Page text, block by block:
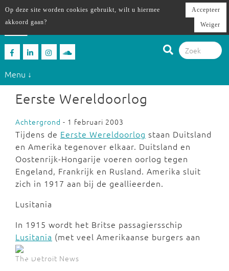
Menu ↓
Eerste Wereldoorlog
Achtergrond - 1 februari 2003
Tijdens de Eerste Wereldoorlog staan Duitsland
en Amerika tegenover elkaar. Duitsland en
Oostenrijk-Hongarije voeren oorlog tegen
Engeland, Frankrijk en Rusland. Amerika sluit
zich in 1917 aan bij de geallieerden.
Lusitania
In 1915 wordt het Britse passagiersschip
Lusitania (met veel Amerikaanse burgers
The Detroit News
aan
Op deze site worden cookies gebruikt, wilt u hiermee
akkoord gaan?
Accepteer
Weiger